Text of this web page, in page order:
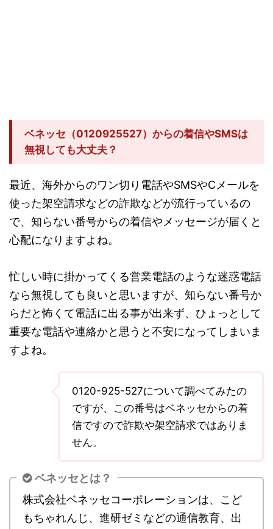
ベネッセ（0120925527）からの着信やSMSは
無視しても大丈夫？
最近、海外からのワン切り電話やSMSやCメールを
使った架空請求などの詐欺などが流行っているの
で、知らない番号からの着信やメッセージが届くと
心配になりますよね。
忙しい時に掛かってくる営業電話のような迷惑電話
なら無視しても良いと思いますが、知らない番号か
らだと怖くて電話に出る事が出来ず、ひょっとして
重要な電話や連絡かと思うと不安になってしまいま
すよね。
0120-925-527について調べてみたの
ですが、この番号はベネッセからの着
信ですので詐欺や架空請求ではありま
せん。
ベネッセとは？
株式会社ベネッセコーポレーションは、こど
もちゃれんじ、進研ゼミなどの通信教育、出